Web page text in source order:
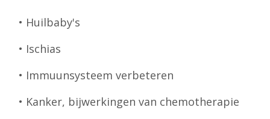
• Huilbaby's
• Ischias
• Immuunsysteem verbeteren
• Kanker, bijwerkingen van chemotherapie